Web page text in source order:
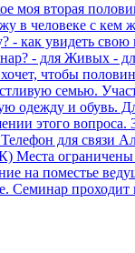
моя вторая
в человеке с
- как увидеть
- для Живых -
чтобы
семью.
одежду и обувь.
этого
для связи
на поместье
Семинар